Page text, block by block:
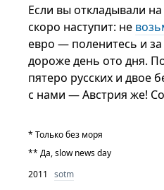
Если вы откладывали
скоро наступит: не
евро — поленитесь и
дороже день ото дня.
пятеро русских и двое
с нами — Австрия же!
* Только без моря
** Да, slow news day
2011
sotm